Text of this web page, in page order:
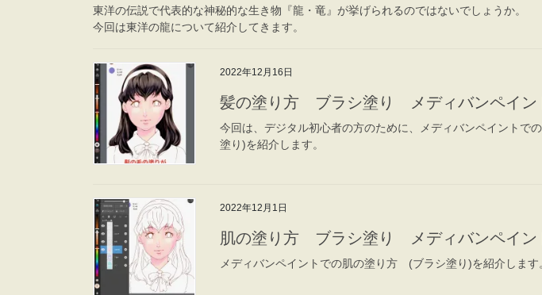
東洋の伝説で代表的な神秘的な生き物『龍・竜』が挙げられるのではないでしょうか。
今回は東洋の龍について紹介してきます。
2022年12月16日
髪の塗り方 ブラシ塗り メディバンペイン
今回は、デジタル初心者の方のために、メディバンペイントで
塗り)を紹介します。
2022年12月1日
肌の塗り方 ブラシ塗り メディバンペイン
メディバンペイントでの肌の塗り方 (ブラシ塗り)を紹介します